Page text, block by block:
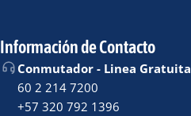
Información de Contacto
Conmutador - Linea Gratuita
60 2 214 7200
+57 320 792 1396